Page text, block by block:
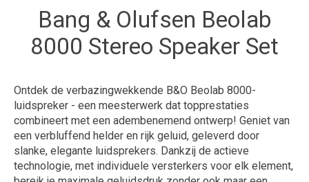
Bang & Olufsen Beolab
8000 Stereo Speaker Set
Ontdek de verbazingwekkende B&O Beolab 8000-
luidspreker - een meesterwerk dat topprestaties
combineert met een adembenemend ontwerp! Geniet van
een verbluffend helder en rijk geluid, geleverd door
slanke, elegante luidsprekers. Dankzij de actieve
technologie, met individuele versterkers voor elk element,